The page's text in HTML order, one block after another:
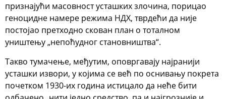
признајући масовност усташких злочина, порицао
геноцидне намере режима НДХ, тврдећи да није
постојао претходно скован план о тоталном
уништењу „непоћудног становништва“.
Такво тумачење, међутим, оповргавају најранији
усташки извори, у којима се већ по оснивању покрета
почетком 1930-их година истицало да неће бити